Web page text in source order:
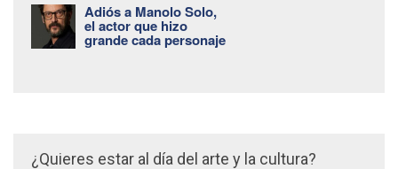
Adiós a Manolo Solo,
el actor que hizo
grande cada personaje
¿Quieres estar al día del arte y la cultura?